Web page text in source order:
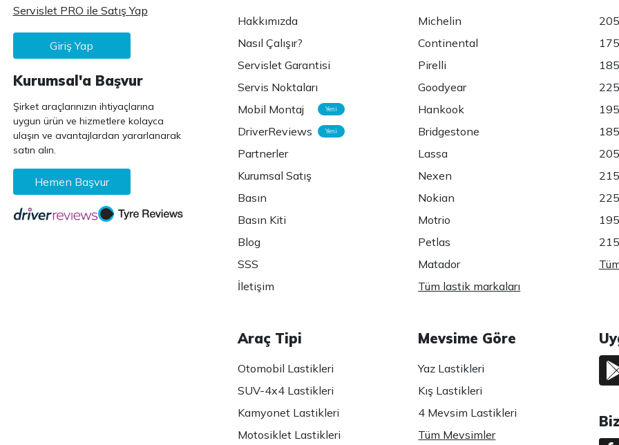
Servislet PRO ile Satış Yap
Giriş Yap
Kurumsal'a Başvur
Şirket araçlarınızın ihtiyaçlarına
uygun ürün ve hizmetlere kolayca
ulaşın ve avantajlardan yararlanarak
satın alın.
Hemen Başvur
Hakkımızda
Nasıl Çalışır?
Servislet Garantisi
Servis Noktaları
Mobil Montaj
Yeni
DriverReviews Yeni
Partnerler
Kurumsal Satış
Basın
Basın Kiti
Blog
SSS
İletişim
Michelin
Continental
Pirelli
Goodyear
Hankook
Bridgestone
Lassa
Nexen
Nokian
Motrio
Petlas
Matador
Tüm lastik markaları
Araç Tipi
Otomobil Lastikleri
SUV-4x4 Lastikleri
Kamyonet Lastikleri
Motosiklet Lastikleri
Mevsime Göre
Yaz Lastikleri
Kış Lastikleri
4 Mevsim Lastikleri
Tüm Mevsimler